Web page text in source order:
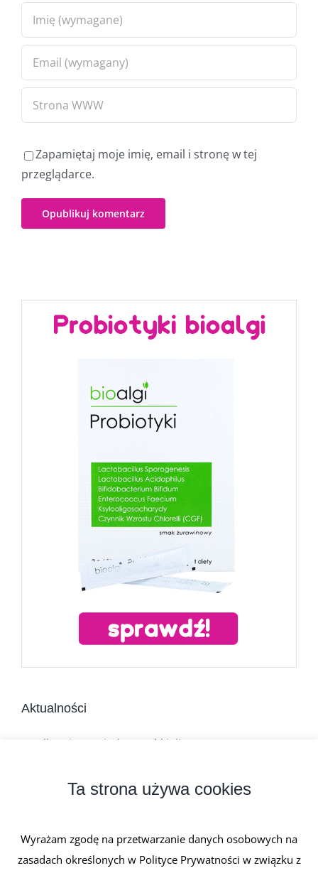
Zapamiętaj moje imię, email i stronę w tej
przeglądarce.
Aktualności
Jadłospis na niedrożność jelit
Atonia jelit
Ta strona używa cookies
Wyrażam zgodę na przetwarzanie danych osobowych na
zasadach określonych w Polityce Prywatności w związku z